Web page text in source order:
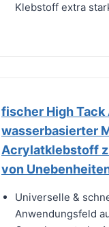
Klebstoff extra
fischer High
wasserbasierter
Acrylatklebstoff
von
Universelle &
Anwendungsfeld